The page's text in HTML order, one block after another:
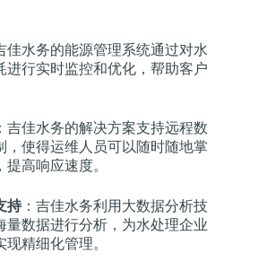
佳水务的能源管理系统通过对水
进行实时监控和优化，帮助客户
：吉佳水务的解决方案支持远程数
，使得运维人员可以随时随地掌
高响应速度。
持：吉佳水务利用大数据分析技
量数据进行分析，为水处理企业
精细化管理。